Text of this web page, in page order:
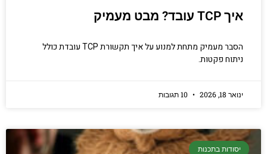
איך TCP עובד? מבט מעמיק
הסבר מעמיק מתחת למנוע על איך תקשורת TCP עובדת כולל
ניתוח פקטות.
ינואר 18, 2026
יסודות בתכנות